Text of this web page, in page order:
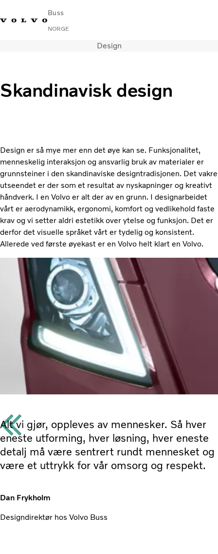
Buss
NORGE
Finn en forhandler
I byer og mellom byer
Turbusser
Design
Skandinavisk design
Design er så mye mer enn det øye kan se. Funksjonalitet,
menneskelig interaksjon og ansvarlig bruk av materialer er
grunnsteiner i den skandinaviske designtradisjonen. Det vakre
utseendet er der som et resultat av nyskapninger og kreativt
håndverk. I en Volvo er alt der av en grunn. I designarbeidet
vårt er aerodynamikk, ergonomi, komfort og vedlikehold faste
krav og vi setter aldri estetikk over ytelse og funksjon. Det er
derfor det visuelle språket vårt er tydelig og konsistent.
Allerede ved første øyekast er en Volvo helt klart en Volvo.
Alt vi gjør, oppleves av mennesker. Så hver
eneste utforming, hver løsning, hver eneste
detalj må være sentrert rundt mennesket og
være et uttrykk for vår omsorg og respekt.
Dan Frykholm
Designdirektør hos Volvo Buss